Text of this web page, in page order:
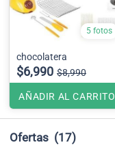
5 fotos
chocolatera
$6,990 $8,990
AÑADIR AL CARRITO
Ofertas (17)